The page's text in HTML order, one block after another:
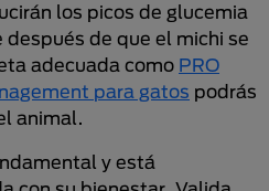
los picos de glucemia
de que el michi se
adecuada como PRO
para gatos podrás
animal.
y está